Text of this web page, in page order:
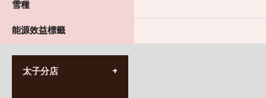
雪種
能源效益標籤
太子分店